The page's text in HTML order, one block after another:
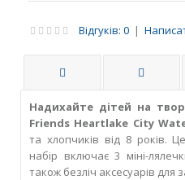
Відгуків: 0 |
Надихайте дітей на
Friends Heartlake City
та хлопчиків від 8 років.
набір включає 3 міні-
також безліч аксесуарів